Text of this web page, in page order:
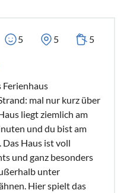
für Bollerwagen, und
ein Kinderreisebett,
sowie
5 5 5
mal nur kurz über
liegt ziemlich am
und du bist am
Haus ist voll
und ganz besonders
unter
Hier spielt das